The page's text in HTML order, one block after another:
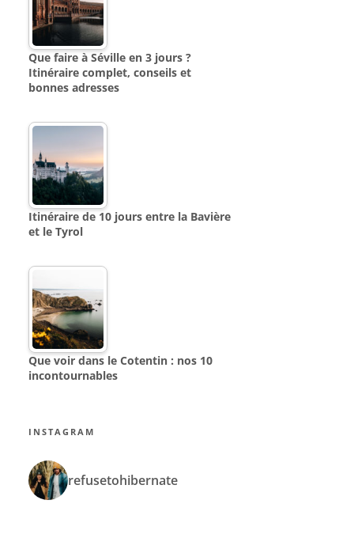
Que faire à Séville en 3 jours ?
Itinéraire complet, conseils et
bonnes adresses
Itinéraire de 10 jours entre la Bavière
et le Tyrol
Que voir dans le Cotentin : nos 10
incontournables
INSTAGRAM
refusetohibernate